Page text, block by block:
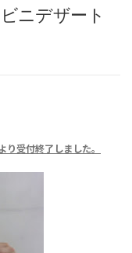
ニデザート
り受付終了しました。